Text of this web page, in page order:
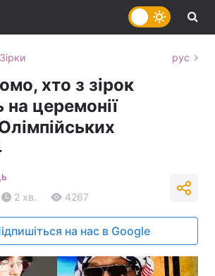
Зірки рус
хто з зірок
на церемонії
2 хв. 4267
на нас в Google